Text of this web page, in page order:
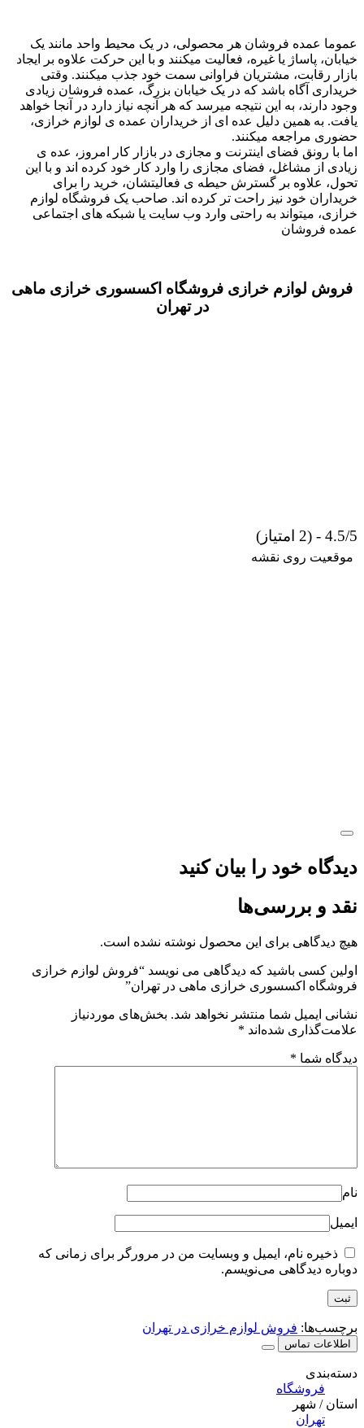
عموما عمده فروشان هر محصولی، در یک محیط واحد مانند یک
خیابان، پاساژ یا غیره، فعالیت میکنند و با این حرکت علاوه بر ایجاد
بازار رقابت، مشتریان فراوانی سمت خود جذب میکنند. وقتی
خریداری آگاه باشد که در یک خیابان بزرگ، عمده فروشان زیادی
وجود دارند، به این نتیجه میرسد که هر آنچه نیاز دارد در آنجا خواهد
یافت. به همین دلیل عده ای از خریداران عمده ی لوازم خرازی،
حضوری مراجعه میکنند.
اما با رونق فضای اینترنت و مجازی در بازار کار امروز، عده ی
زیادی از مشاغل، فضای مجازی را وارد کار خود کرده اند و با این
تحول، علاوه بر گسترش حیطه ی فعالیتشان، خرید را برای
خریداران خود نیز راحت تر کرده اند. صاحب یک فروشگاه لوازم
خرازی، میتواند به راحتی وارد وب سایت یا شبکه های اجتماعی
عمده فروشان
فروش لوازم خرازی فروشگاه اکسسوری خرازی ماهی
در تهران
4.5/5 - (2 امتیاز)
موقعیت روی نقشه
دیدگاه خود را بیان کنید
نقد و بررسی‌ها
هیچ دیدگاهی برای این محصول نوشته نشده است.
اولین کسی باشید که دیدگاهی می نویسد “فروش لوازم خرازی
فروشگاه اکسسوری خرازی ماهی در تهران”
نشانی ایمیل شما منتشر نخواهد شد. بخش‌های موردنیاز
علامت‌گذاری شده‌اند *
دیدگاه شما *
نام
ایمیل
ذخیره نام، ایمیل و وبسایت من در مرورگر برای زمانی که
دوباره دیدگاهی می‌نویسم.
برچسب‌ها: فروش لوازم خرازی در تهران
اطلاعات تماس
دسته‌بندی
فروشگاه
استان / شهر
تهران